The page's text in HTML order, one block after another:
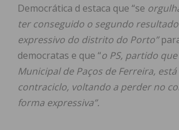
Democrática d estaca que “se
ter conseguido o segundo
expressivo do distrito do Porto”
democratas e que “o PS, partido
Municipal de Paços de Ferreira,
contraciclo, voltando a perder no
forma expressiva”.